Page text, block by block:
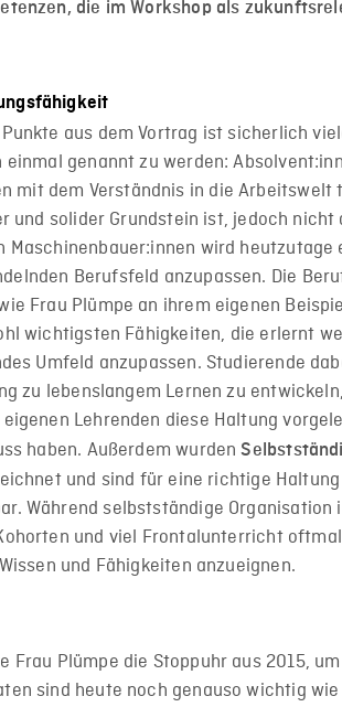
die im Workshop als
aus dem Vortrag ist sicherlich
genannt zu werden:
mit dem Verständnis in die Arbeitswelt
und solider Grundstein ist, jedoch nicht
Maschinenbauer:innen wird
Berufsfeld anzupassen. Die
Frau Plümpe an ihrem eigenen
wichtigsten Fähigkeiten, die erlernt
Umfeld anzupassen. Studierende
zu lebenslangem Lernen zu
Lehrenden diese Haltung
haben. Außerdem wurden
und sind für eine richtige
Während selbstständige Organisation
und viel Frontalunterricht
und Fähigkeiten anzueignen.
Frau Plümpe die Stoppuhr aus 2015,
sind heute noch genauso wichtig